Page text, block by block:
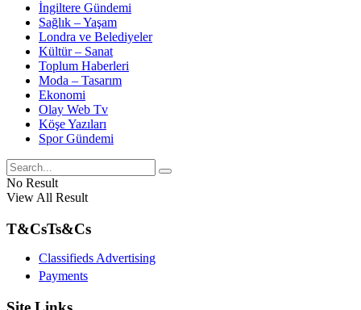
İngiltere Gündemi
Sağlık – Yaşam
Londra ve Belediyeler
Kültür – Sanat
Toplum Haberleri
Moda – Tasarım
Ekonomi
Olay Web Tv
Köşe Yazıları
Spor Gündemi
No Result
View All Result
T&CsTs&Cs
Classifieds Advertising
Payments